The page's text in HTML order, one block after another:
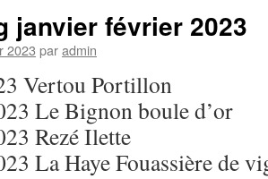
janvier février 2023
2023 paradmin
Vertou Portillon
Le Bignon boule d’or
Rezé Ilette
La Haye Fouassière de